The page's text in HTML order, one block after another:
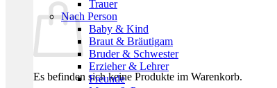
Es befinden sich keine Produkte im Warenkorb.
Trauer
Nach Person
Baby & Kind
Braut & Bräutigam
Bruder & Schwester
Erzieher & Lehrer
Freunde